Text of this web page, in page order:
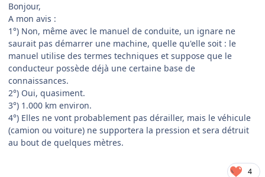
Bonjour,
A mon avis :
1°) Non, même avec le manuel de conduite, un ignare ne
saurait pas démarrer une machine, quelle qu'elle soit : le
manuel utilise des termes techniques et suppose que le
conducteur possède déjà une certaine base de
connaissances.
2°) Oui, quasiment.
3°) 1.000 km environ.
4°) Elles ne vont probablement pas dérailler, mais le véhicule
(camion ou voiture) ne supportera la pression et sera détruit
au bout de quelques mètres.
4